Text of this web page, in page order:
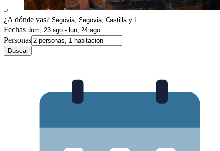
¿A dónde vas?
Fechas
Personas
Buscar